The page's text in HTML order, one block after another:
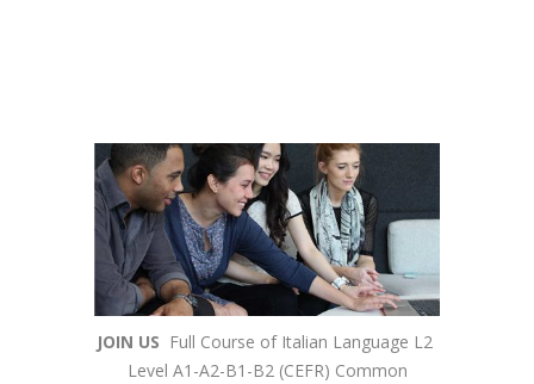
JOIN US Full Course of Italian Language L2
Level A1-A2-B1-B2 (CEFR) Common